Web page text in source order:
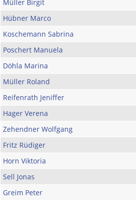
Müller Birgit
Hübner Marco
Koschemann Sabrina
Poschert Manuela
Döhla Marina
Müller Roland
Reifenrath Jeniffer
Hager Verena
Zehendner Wolfgang
Fritz Rüdiger
Horn Viktoria
Sell Jonas
Greim Peter